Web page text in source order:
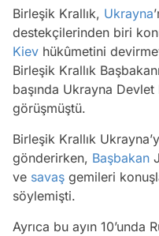
Birleşik Krallık, Ukrayna
destekçilerinden biri
Kiev hükûmetini
Birleşik Krallık Başbakanı
başında Ukrayna Devlet
görüşmüştü.
Birleşik Krallık
gönderirken, Başbakan
ve savaş gemileri
söylemişti.
Ayrıca bu ayın 10’unda